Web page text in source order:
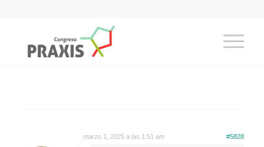
marzo 1, 2025 a las 1:51 am #5828